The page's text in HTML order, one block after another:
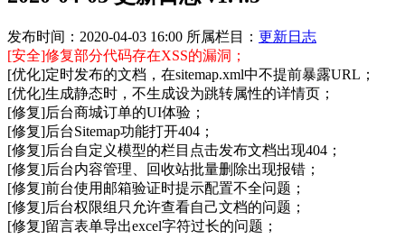
发布时间：2020-04-03 16:00 所属栏目： 更新日志
[安全]修复部分代码存在XSS的漏洞；
[优化]定时发布的文档，在sitemap.xml中不提前暴露URL；
[优化]生成静态时，不生成设为跳转属性的详情页；
[修复]后台商城订单的UI体验；
[修复]后台Sitemap功能打开404；
[修复]后台自定义模型的栏目点击发布文档出现404；
[修复]后台内容管理、回收站批量删除出现报错；
[修复]前台使用邮箱验证时提示配置不全问题；
[修复]后台权限组只允许查看自己文档的问题；
[修复]留言表单导出excel字符过长的问题；